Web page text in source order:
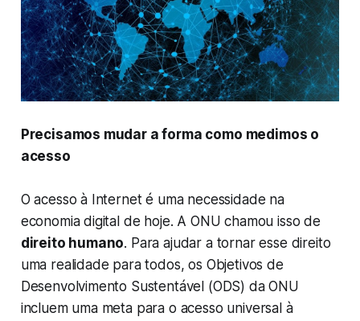
Precisamos mudar a forma como medimos o
acesso
O acesso à Internet é uma necessidade na
economia digital de hoje. A ONU chamou isso de
direito humano. Para ajudar a tornar esse direito
uma realidade para todos, os Objetivos de
Desenvolvimento Sustentável (ODS) da ONU
incluem uma meta para o acesso universal à